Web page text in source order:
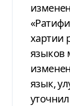
хартии
языков
язык,